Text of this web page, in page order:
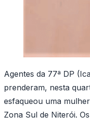
Agentes da 77ª DP
prenderam, nesta
esfaqueou uma
Zona Sul de Niterói.